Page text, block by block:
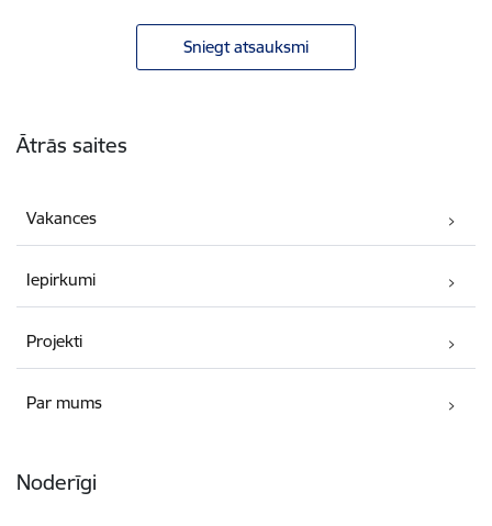
Sniegt atsauksmi
Ātrās saites
Vakances
Iepirkumi
Projekti
Par mums
Noderīgi